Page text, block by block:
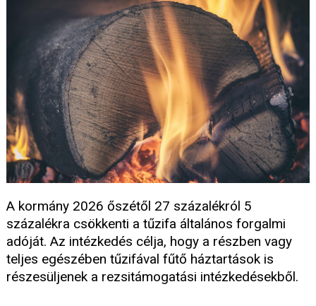
A kormány 2026 őszétől 27 százalékról 5
százalékra csökkenti a tűzifa általános forgalmi
adóját. Az intézkedés célja, hogy a részben vagy
teljes egészében tűzifával fűtő háztartások is
részesüljenek a rezsitámogatási intézkedésekből.